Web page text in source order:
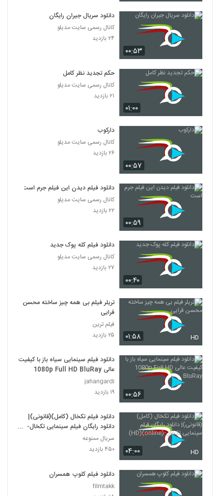
دانلود فیلم سیانور با لینک مستقیم و کیفیت
13
دانلود فیلم پله آخر
۱,۸۲۲ بازدید
دانلود فیلم امروز با کیفیت عالی
۱,۳۲۴ بازدید
دانلود فیلم سینمایی مجردها
16
دانلود فیلم ایرانی لاک قرمز
۳,۳۵۸ بازدید
دانلود فیلم سینمایی در کمال خونسردی
۱,۱۷۱ بازدید
دانلود فیلم ناردون
19 کیفیت عالی
20
فیلم ایرانی من کارگرم
۲,۱۲۳ بازدید
دانلود فیلم سینمایی بیتابی بیتا
22
دانلود فیلم اطراف آرامش با کیفیت عالی
دانلود فیلم بغض با کیفیت عالی
۱,۵۰۱ بازدید
دانلود فیلم قصه پریا به کارگردانی فریدون
۰۰:۵۳
دانلود سریال جیران رایگان
کانال رسمی سایت مدیلو
۲۴ بازدید
۰۱:۰۰
حکم تجدید نظر کامل
کانال رسمی سایت مدیلو
۲۱ بازدید
۰۰:۵۷
دارکوب
کانال رسمی سایت مدیلو
۲۶ بازدید
۰۰:۵۹
دانلود فیلم دیدن این فیلم جرم است
کانال رسمی سایت مدیلو
۲۲ بازدید
۰۰:۴۰
دانلود فیلم کله پوک جدید
کانال رسمی سایت مدیلو
۲۷ بازدید
۰۱:۵۸ HD
تریلر فیلم بی همه چیز ساخته محسن
قرایی
فیلم ترین
۲۵ بازدید
۰۰:۵۶
دانلود فیلم سینمایی سیاه باز با کیفیت
عالی 1080p Full HD BluRay
jahangardi
۱۹ بازدید
۰۴:۰۰ HD
دانلود فیلم تکخال (کامل)(قانونی)|
دانلود رایگان فیلم سینمایی تکخال-
(online)(HD)
سریال ممنوعه
۴۵۰ بازدید
دانلود فیلم کلوپ همسران
filmtakk